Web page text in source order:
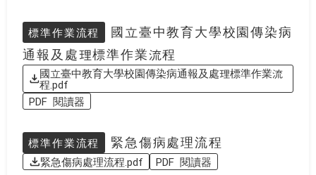
標準作業流程
國立臺中教育大學校園傳染病
通報及處理標準作業流程
國立臺中教育大學校園傳染病通報及處理標準作業流
程.pdf
PDF 閱讀器
標準作業流程 緊急傷病處理流程
緊急傷病處理流程.pdf PDF 閱讀器